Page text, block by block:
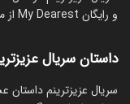
و رایگان My Dearest از مایکت با زیرنویس فارسی بدون نیاز به دانلود.
داستان سریال
‏سریال عزیزترینم